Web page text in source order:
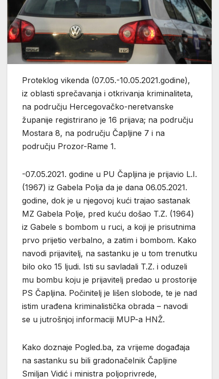
Proteklog vikenda (07.05.-10.05.2021.godine),
iz oblasti sprečavanja i otkrivanja kriminaliteta,
na području Hercegovačko-neretvanske
županije registrirano je 16 prijava; na području
Mostara 8, na području Čapljine 7 i na
području Prozor-Rame 1.
-07.05.2021. godine u PU Čapljina je prijavio L.I.
(1967) iz Gabela Polja da je dana 06.05.2021.
godine, dok je u njegovoj kući trajao sastanak
MZ Gabela Polje, pred kuću došao T.Z. (1964)
iz Gabele s bombom u ruci, a koji je prisutnima
prvo prijetio verbalno, a zatim i bombom. Kako
navodi prijavitelj, na sastanku je u tom trenutku
bilo oko 15 ljudi. Isti su savladali T.Z. i oduzeli
mu bombu koju je prijavitelj predao u prostorije
PS Čapljina. Počinitelj je lišen slobode, te je nad
istim urađena kriminalistička obrada – navodi
se u jutrošnjoj informaciji MUP-a HNŽ.
Kako doznaje Pogled.ba, za vrijeme događaja
na sastanku su bili gradonačelnik Čapljine
Smiljan Vidić i ministra poljoprivrede,